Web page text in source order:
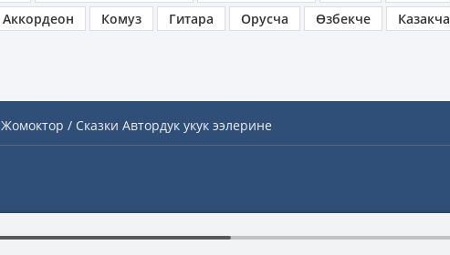
Аккордеон Комуз Гитара Орусча Өзбекче
Казакча
Жомоктор / Сказки Автордук укук ээлерине